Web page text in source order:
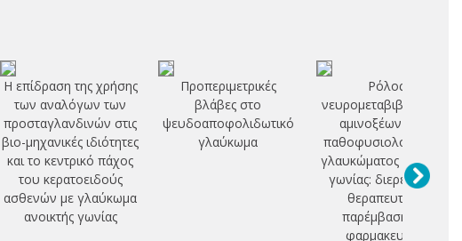
Η επίδραση της χρήσης
των αναλόγων των
προσταγλανδινών στις
βιο-μηχανικές ιδιότητες
και το κεντρικό πάχος
του κερατοειδούς
ασθενών με γλαύκωμα
ανοικτής γωνίας
Προπεριμετρικές
βλάβες στο
ψευδοαποφολιδωτικό
γλαύκωμα
Ρόλος
νευρομεταβιβαστικών
αμινοξέων στην
παθοφυσιολογία του
γλαυκώματος ανοικτής
γωνίας: διερεύνηση
θεραπευτικής
παρέμβασης με
φαρμακευτική